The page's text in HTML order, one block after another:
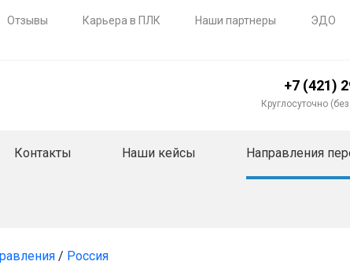
Отзывы Карьера в ПЛК Наши партнеры
ЭДО
+7 (421)
Круглосуточно
Контакты Наши кейсы Направления
/ Россия